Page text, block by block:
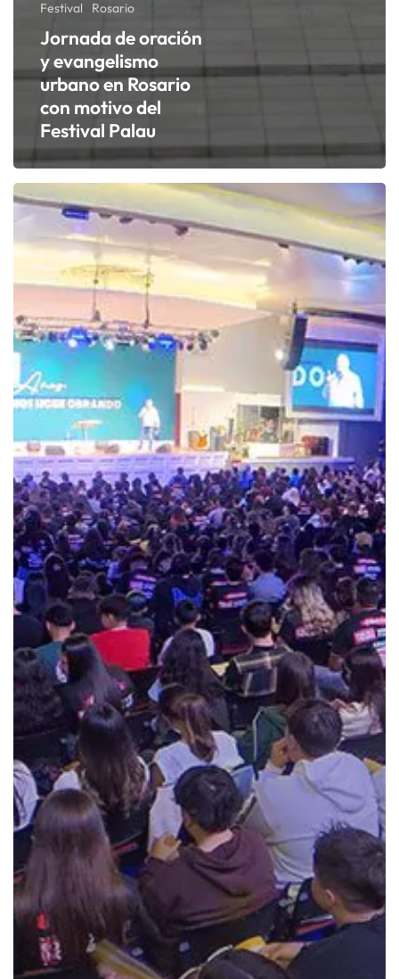
Festival Rosario
Jornada de oración
y evangelismo
urbano en Rosario
con motivo del
Festival Palau